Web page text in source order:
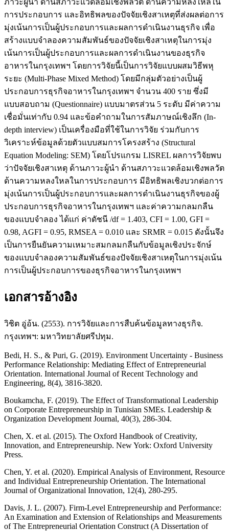
ภาวะผู้นำ ด้านสภาวะแวดล้อมเชิงพลวัต ด้านความหลงใหลใน
การประกอบการ และอิทธิพลของปัจจัยเชิงสาเหตุที่ส่งผลต่อการ
มุ่งเน้นการเป็นผู้ประกอบการและผลการดำเนินงานธุรกิจ เพื่อ
สร้างแบบจำลองความสัมพันธ์ของปัจจัยเชิงสาเหตุในการมุ่ง
เน้นการเป็นผู้ประกอบการและผลการดำเนินงานของธุรกิจ
อาหารในกรุงเทพฯ โดยการวิจัยนี้เป็นการวิจัยแบบผสมวิธีพหุ
ระยะ (Multi-Phase Mixed Method) โดยมีกลุ่มตัวอย่างเป็นผู้
ประกอบการธุรกิจอาหารในกรุงเทพฯ จำนวน 400 ราย ซึ่งมี
แบบสอบถาม (Questionnaire) แบบมาตรส่วน 5 ระดับ มีค่าความ
เชื่อมั่นเท่ากับ 0.94 และข้อคำถามในการสัมภาษณ์เชิงลึก (In-
depth interview) เป็นเครื่องมือที่ใช้ในการวิจัย ร่วมกับการ
วิเคราะห์ข้อมูลด้วยตัวแบบสมการโครงสร้าง (Structural
Equation Modeling: SEM) โดยโปรแกรม LISREL ผลการวิจัยพบ
ว่าปัจจัยเชิงสาเหตุ ด้านภาวะผู้นำ ด้านสภาวะแวดล้อมเชิงพลวัต
ด้านความหลงใหลในการประกอบการ มีอิทธิพลเชิงบวกต่อการ
มุ่งเน้นการเป็นผู้ประกอบการและผลการดำเนินงานธุรกิจของผู้
ประกอบการธุรกิจอาหารในกรุงเทพฯ และค่าความกลมกลืน
ของแบบจำลอง ได้แก่ ค่าดัชนี /df = 1.403, CFI = 1.00, GFI =
0.98, AGFI = 0.95, RMSEA = 0.010 และ SRMR = 0.015 ดังนั้นจึง
เป็นการยืนยันความเหมาะสมกลมกลืนกับข้อมูลเชิงประจักษ์
ของแบบจำลองความสัมพันธ์ของปัจจัยเชิงสาเหตุในการมุ่งเน้น
การเป็นผู้ประกอบการของธุรกิจอาหารในกรุงเทพฯ
เอกสารอ้างอิง
วิชิต อู่อ้น. (2553). การวิจัยและการสืบค้นข้อมูลทางธุรกิจ.
กรุงเทพฯ: มหาวิทยาลัยศรีปทุม.
Bedi, H. S., & Puri, G. (2019). Environment Uncertainty - Business
Performance Relationship: Mediating Effect of Entrepreneurial
Orientation. International Journal of Recent Technology and
Engineering, 8(4), 3816-3820.
Boukamcha, F. (2019). The Effect of Transformational Leadership
on Corporate Entrepreneurship in Tunisian SMEs. Leadership &
Organization Development Journal, 40(3), 286-304.
Chen, X. et al. (2015). The Oxford Handbook of Creativity,
Innovation, and Entrepreneurship. New York: Oxford University
Press.
Chen, Y. et al. (2020). Empirical Analysis of Environment, Resource
and Individual Entrepreneurship Orientation. The International
Journal of Organizational Innovation, 12(4), 280-295.
Davis, J. L. (2007). Firm-Level Entrepreneurship and Performance:
An Examination and Extension of Relationships and Measurements
of The Entrepreneurial Orientation Construct (A Dissertation of